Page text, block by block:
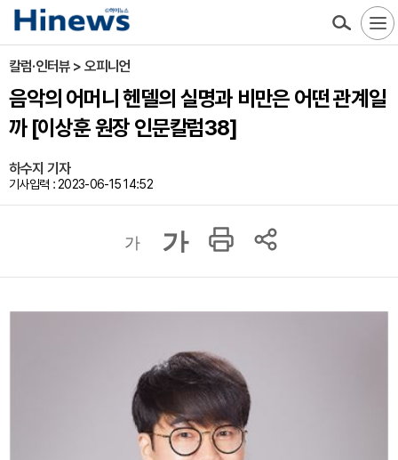
칼럼·인터뷰 > 오피니언
음악의 어머니 헨델의 실명과 비만은 어떤 관계일
까 [이상훈 원장 인문칼럼38]
하수지 기자
기사입력 : 2023-06-15 14:52
가 가